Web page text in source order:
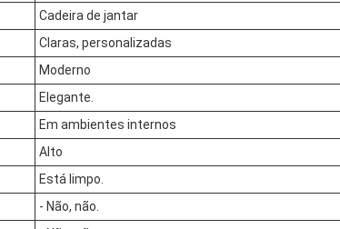
Cadeira de jantar
Claras, personalizadas
Moderno
Elegante.
Em ambientes internos
Alto
Está limpo.
- Não, não.